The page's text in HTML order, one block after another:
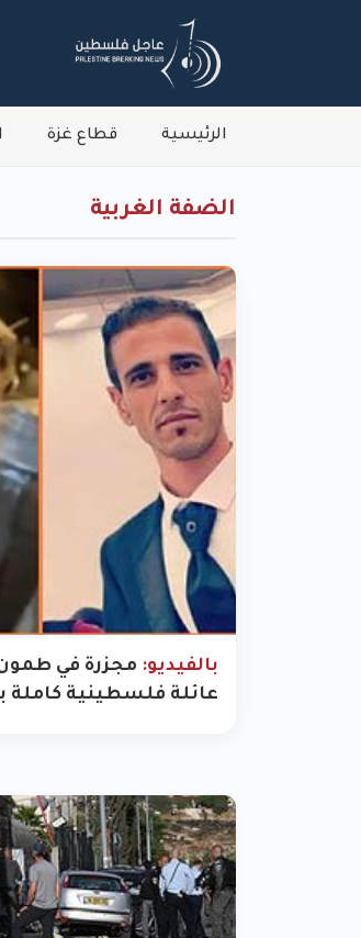
الرئيسية قطاع غزة
الضفة الغربية
بالفيديو: مجزرة في
عائلة فلسطينية